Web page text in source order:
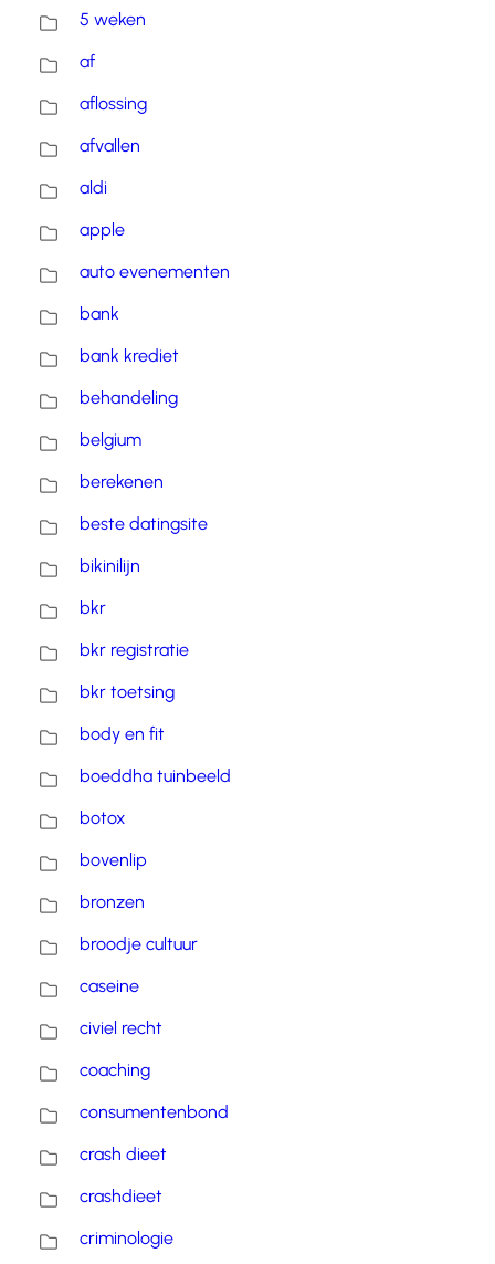
5 weken
af
aflossing
afvallen
aldi
apple
auto evenementen
bank
bank krediet
behandeling
belgium
berekenen
beste datingsite
bikinilijn
bkr
bkr registratie
bkr toetsing
body en fit
boeddha tuinbeeld
botox
bovenlip
bronzen
broodje cultuur
caseine
civiel recht
coaching
consumentenbond
crash dieet
crashdieet
criminologie